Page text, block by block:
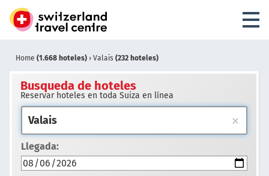
Home (1.668 hoteles) › Valais (232 hoteles)
Busqueda de hoteles
Reservar hoteles en toda Suiza en línea
Llegada: